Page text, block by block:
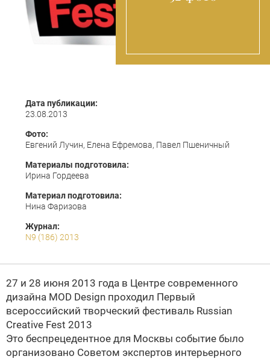
Дата публикации:
23.08.2013
Фото:
Евгений Лучин, Елена Ефремова, Павел Пшеничный
Материалы подготовила:
Ирина Гордеева
Материал подготовила:
Нина Фаризова
Журнал:
N9 (186) 2013
27 и 28 июня 2013 года в Центре современного
дизайна MOD Design проходил Первый
всероссийский творческий фестиваль Russian
Creative Fest 2013
Это беспрецедентное для Москвы событие было
организовано Советом экспертов интерьерного